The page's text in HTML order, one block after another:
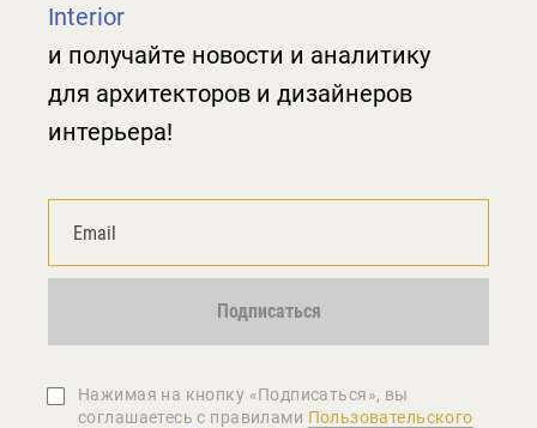
Interior
и получайте новости и аналитику
для архитекторов и дизайнеров
интерьера!
Подписаться
Нажимая на кнопку «Подписаться», вы
соглашаетеcь с правилами Пользовательского